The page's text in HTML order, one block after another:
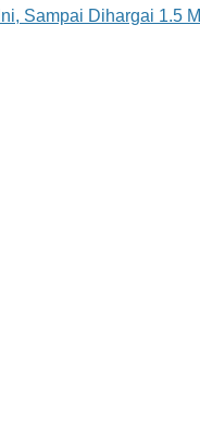
Sampai Dihargai 1.5